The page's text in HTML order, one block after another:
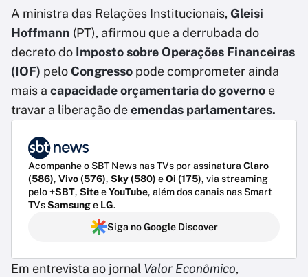
A ministra das Relações Institucionais, Gleisi
Hoffmann (PT), afirmou que a derrubada do
decreto do Imposto sobre Operações Financeiras
(IOF) peloCongresso pode comprometer ainda
mais a capacidade orçamentaria do governo e
travar a liberação deemendas parlamentares.
Acompanhe o SBT News nas TVs por assinatura Claro
(586), Vivo (576), Sky (580) eOi (175), via streaming
pelo+SBT, SiteeYouTube, além dos canais nas Smart
TVsSamsunge LG.
Siga no Google Discover
Em entrevista ao jornal Valor Econômico,